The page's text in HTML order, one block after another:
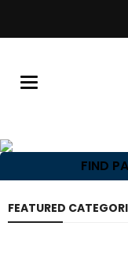
Toggle
FIND
FEATURED